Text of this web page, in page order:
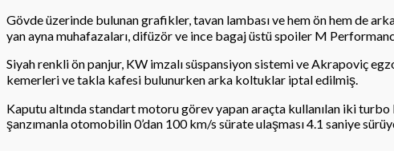
Gövde üzerinde bulunan grafikler, tavan lambası ve hem ön hem de
yan ayna muhafazaları, difüzör ve ince bagaj üstü spoiler M
Siyah renkli ön panjur, KW imzalı süspansiyon sistemi ve Akrapoviç
kemerleri ve takla kafesi bulunurken arka koltuklar iptal edilmiş.
Kaputu altında standart motoru görev yapan araçta kullanılan iki
şanzımanla otomobilin 0’dan 100 km/s sürate ulaşması 4.1 saniye